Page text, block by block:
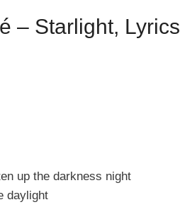
– Starlight, Lyrics
up the darkness night
daylight